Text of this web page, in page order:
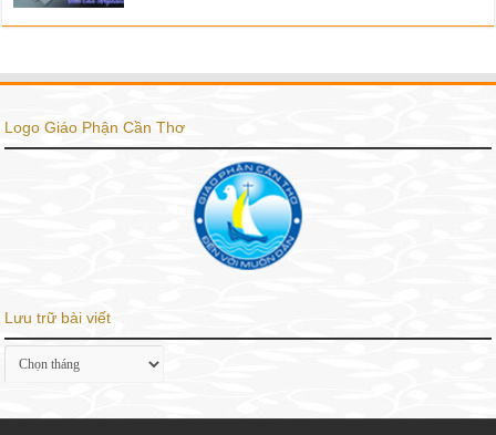
Logo Giáo Phận Cần Thơ
Lưu trữ bài viết
Lưu
trữ